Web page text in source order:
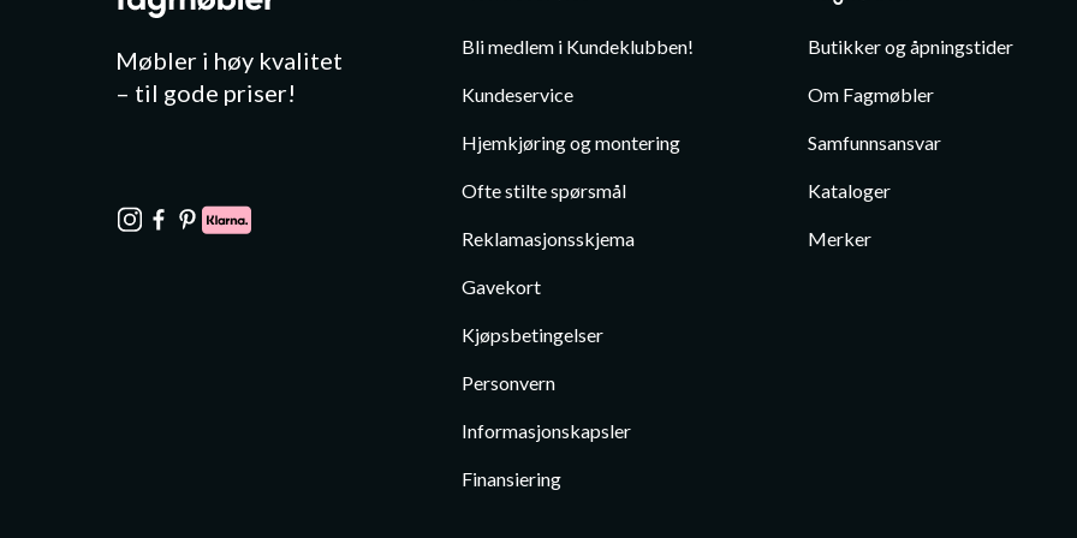
Møbler i høy kvalitet
– til gode priser!
Bli medlem i Kundeklubben!
Kundeservice
Hjemkjøring og montering
Ofte stilte spørsmål
Reklamasjonsskjema
Gavekort
Kjøpsbetingelser
Personvern
Informasjonskapsler
Finansiering
Butikker og åpningstider
Om Fagmøbler
Samfunnsansvar
Kataloger
Merker